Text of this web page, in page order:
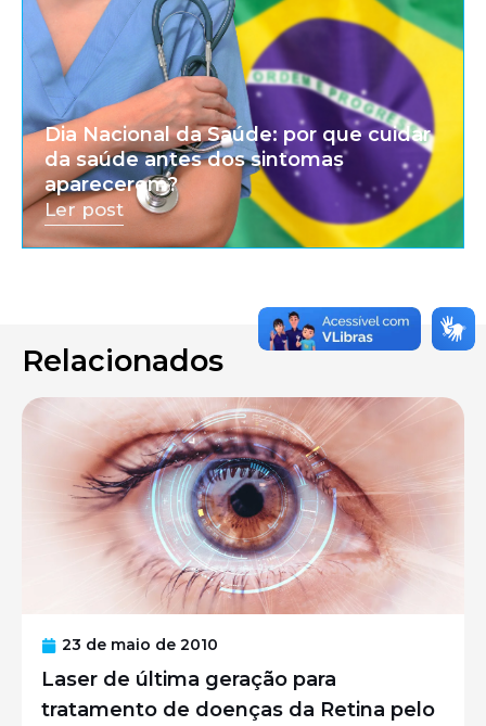
Dia Nacional da Saúde: por que cuidar
da saúde antes dos sintomas
aparecerem?
Ler post
Relacionados
23 de maio de 2010
Laser de última geração para
tratamento de doenças da Retina pelo